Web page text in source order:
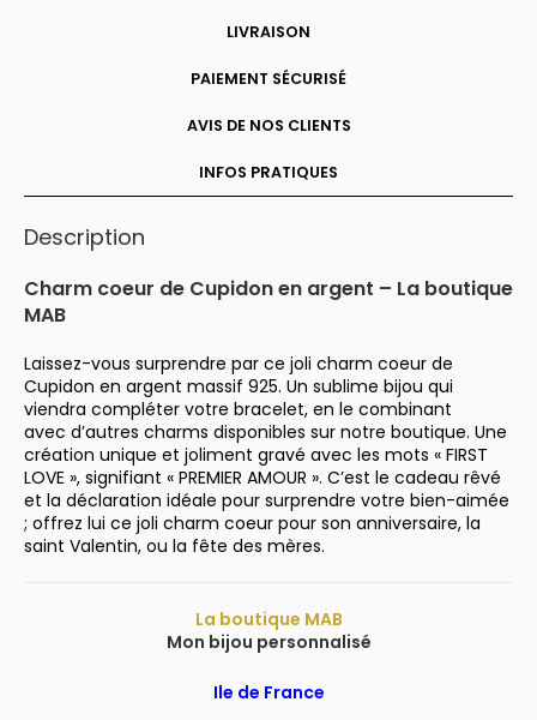
LIVRAISON
PAIEMENT SÉCURISÉ
AVIS DE NOS CLIENTS
INFOS PRATIQUES
Description
Charm coeur de Cupidon en argent – La boutique
MAB
Laissez-vous surprendre par ce joli charm coeur de
Cupidon en argent massif 925. Un sublime bijou qui
viendra compléter votre bracelet, en le combinant
avec d’autres charms disponibles sur notre boutique. Une
création unique et joliment gravé avec les mots « FIRST
LOVE », signifiant « PREMIER AMOUR ». C’est le cadeau rêvé
et la déclaration idéale pour surprendre votre bien-aimée
; offrez lui ce joli charm coeur pour son anniversaire, la
saint Valentin, ou la fête des mères.
La boutique MAB
Mon bijou personnalisé
Ile de France